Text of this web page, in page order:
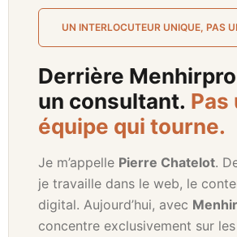
UN INTERLOCUTEUR UNIQUE, PAS
Derrière
un consultant. Pas
équipe qui tourne.
Je m’appelle Pierre Chatelot.
je travaille dans le web, le
digital. Aujourd’hui, avec
concentre exclusivement sur